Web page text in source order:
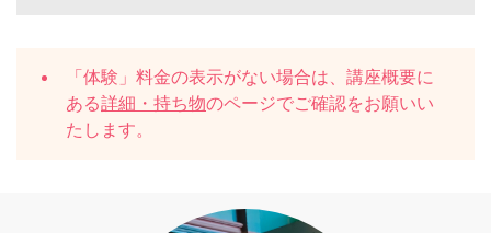
「体験」料金の表示がない場合は、講座概要に
ある詳細・持ち物のページでご確認をお願いい
たします。